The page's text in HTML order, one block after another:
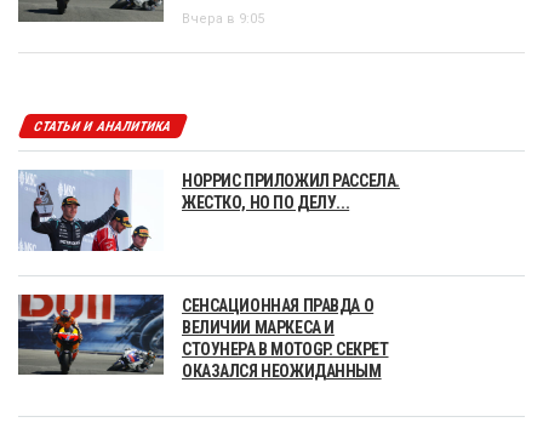
Вчера в 9:05
СТАТЬИ И АНАЛИТИКА
НОРРИС ПРИЛОЖИЛ РАССЕЛА.
ЖЕСТКО, НО ПО ДЕЛУ...
СЕНСАЦИОННАЯ ПРАВДА О
ВЕЛИЧИИ МАРКЕСА И
СТОУНЕРА В MOTOGP. СЕКРЕТ
ОКАЗАЛСЯ НЕОЖИДАННЫМ